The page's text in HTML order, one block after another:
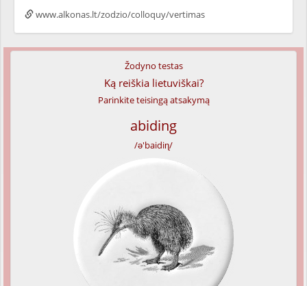
www.alkonas.lt/zodzio/colloquy/vertimas
Žodyno testas
Ką reiškia lietuviškai?
Parinkite teisingą atsakymą
abiding
/ə'baidiɳ/